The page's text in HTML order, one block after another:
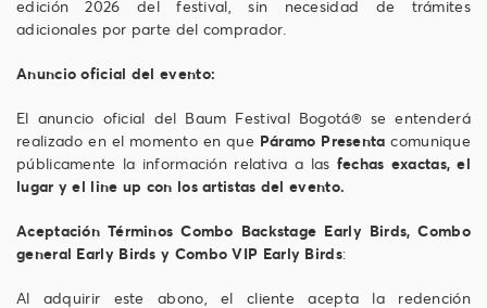
edición 2026 del festival, sin necesidad de trámites
adicionales por parte del comprador.
Anuncio oficial del evento:
El anuncio oficial del Baum Festival Bogotá® se entenderá
realizado en el momento en que Páramo Presenta comunique
públicamente la información relativa a las fechas exactas, el
lugar y el line up con los artistas del evento.
Aceptación Términos Combo Backstage Early Birds, Combo
general Early Birds y Combo VIP Early Birds:
Al adquirir este abono, el cliente acepta la redención